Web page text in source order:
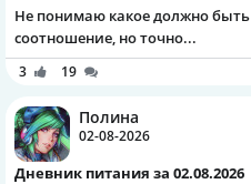
Не понимаю какое должно быть
соотношение, но точно...
3 19
Полина
02-08-2026
Дневник питания за 02.08.2026